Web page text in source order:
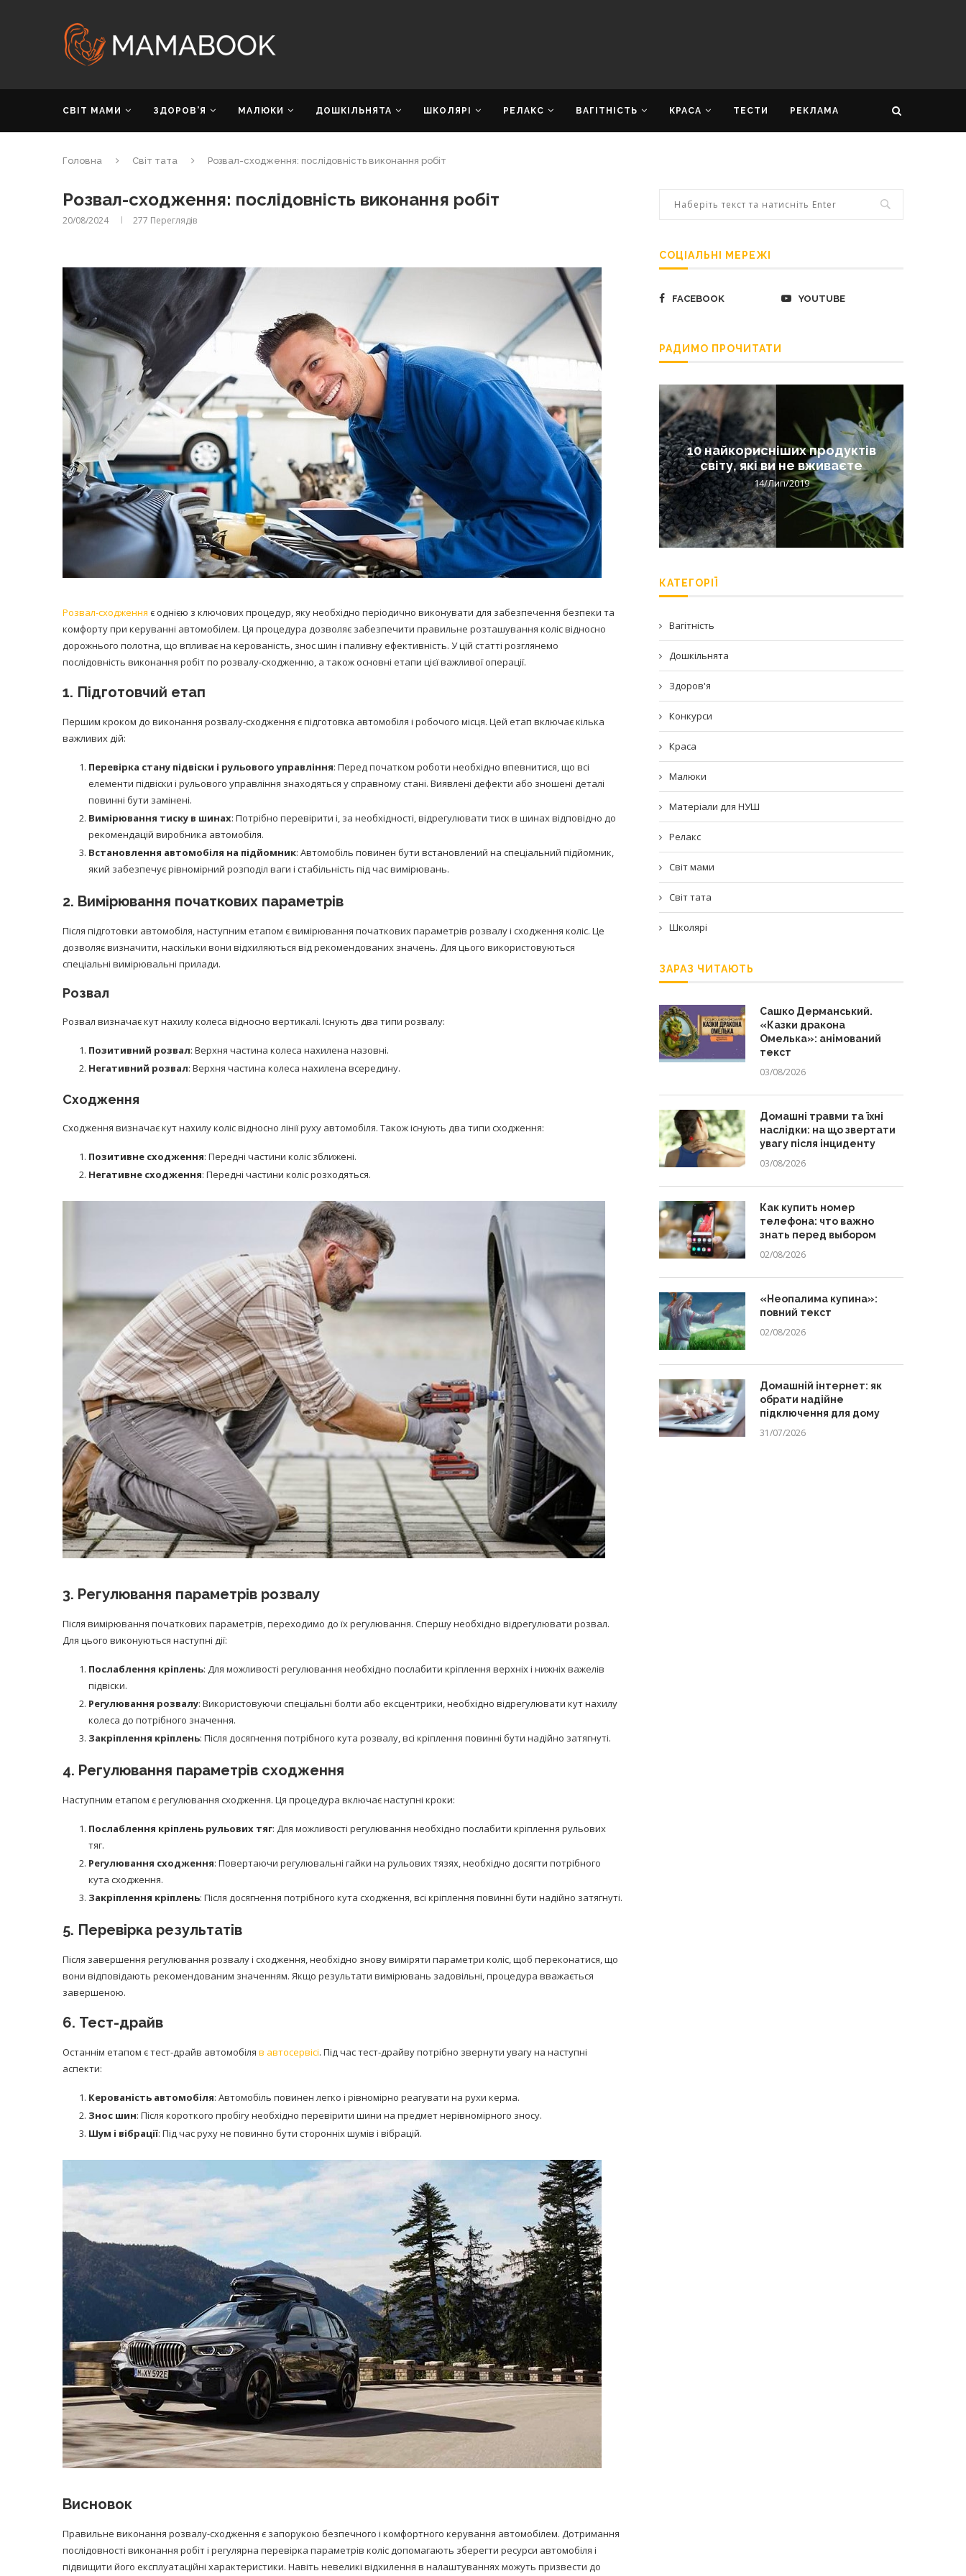
СВІТ МАМИ ЗДОРОВ’Я МАЛЮКИ ДОШКІЛЬНЯТА ШКОЛЯРІ РЕЛАКС ВАГІТНІСТЬ КРАСА ТЕСТИ РЕКЛАМА
Головна Світ тата Розвал-сходження: послідовність виконання робіт
Розвал-сходження: послідовність виконання робіт
20/08/2024 277 Переглядів
Розвал-сходження є однією з ключових процедур, яку необхідно періодично виконувати для забезпечення безпеки та
комфорту при керуванні автомобілем. Ця процедура дозволяє забезпечити правильне розташування коліс відносно
дорожнього полотна, що впливає на керованість, знос шин і паливну ефективність. У цій статті розглянемо
послідовність виконання робіт по розвалу-сходженню, а також основні етапи цієї важливої операції.
1. Підготовчий етап
Першим кроком до виконання розвалу-сходження є підготовка автомобіля і робочого місця. Цей етап включає кілька
важливих дій:
Перевірка стану підвіски і рульового управління: Перед початком роботи необхідно впевнитися, що всі
елементи підвіски і рульового управління знаходяться у справному стані. Виявлені дефекти або зношені деталі
повинні бути замінені.
Вимірювання тиску в шинах: Потрібно перевірити і, за необхідності, відрегулювати тиск в шинах відповідно до
рекомендацій виробника автомобіля.
Встановлення автомобіля на підйомник: Автомобіль повинен бути встановлений на спеціальний підйомник,
який забезпечує рівномірний розподіл ваги і стабільність під час вимірювань.
2. Вимірювання початкових параметрів
Після підготовки автомобіля, наступним етапом є вимірювання початкових параметрів розвалу і сходження коліс. Це
дозволяє визначити, наскільки вони відхиляються від рекомендованих значень. Для цього використовуються
спеціальні вимірювальні прилади.
Розвал
Розвал визначає кут нахилу колеса відносно вертикалі. Існують два типи розвалу:
Позитивний розвал: Верхня частина колеса нахилена назовні.
Негативний розвал: Верхня частина колеса нахилена всередину.
Сходження
Сходження визначає кут нахилу коліс відносно лінії руху автомобіля. Також існують два типи сходження:
Позитивне сходження: Передні частини коліс зближені.
Негативне сходження: Передні частини коліс розходяться.
3. Регулювання параметрів розвалу
Після вимірювання початкових параметрів, переходимо до їх регулювання. Спершу необхідно відрегулювати розвал.
Для цього виконуються наступні дії:
Послаблення кріплень: Для можливості регулювання необхідно послабити кріплення верхніх і нижніх важелів
підвіски.
Регулювання розвалу: Використовуючи спеціальні болти або ексцентрики, необхідно відрегулювати кут нахилу
колеса до потрібного значення.
Закріплення кріплень: Після досягнення потрібного кута розвалу, всі кріплення повинні бути надійно затягнуті.
4. Регулювання параметрів сходження
Наступним етапом є регулювання сходження. Ця процедура включає наступні кроки:
Послаблення кріплень рульових тяг: Для можливості регулювання необхідно послабити кріплення рульових
тяг.
Регулювання сходження: Повертаючи регулювальні гайки на рульових тязях, необхідно досягти потрібного
кута сходження.
Закріплення кріплень: Після досягнення потрібного кута сходження, всі кріплення повинні бути надійно затягнуті.
5. Перевірка результатів
Після завершення регулювання розвалу і сходження, необхідно знову виміряти параметри коліс, щоб переконатися, що
вони відповідають рекомендованим значенням. Якщо результати вимірювань задовільні, процедура вважається
завершеною.
6. Тест-драйв
Останнім етапом є тест-драйв автомобіля в автосервісі. Під час тест-драйву потрібно звернути увагу на наступні
аспекти:
Керованість автомобіля: Автомобіль повинен легко і рівномірно реагувати на рухи керма.
Знос шин: Після короткого пробігу необхідно перевірити шини на предмет нерівномірного зносу.
Шум і вібрації: Під час руху не повинно бути сторонніх шумів і вібрацій.
Висновок
Правильне виконання розвалу-сходження є запорукою безпечного і комфортного керування автомобілем. Дотримання
послідовності виконання робіт і регулярна перевірка параметрів коліс допомагають зберегти ресурси автомобіля і
підвищити його експлуатаційні характеристики. Навіть невеликі відхилення в налаштуваннях можуть призвести до
СОЦІАЛЬНІ МЕРЕЖІ
FACEBOOK YOUTUBE
РАДИМО ПРОЧИТАТИ
принимать
никакого кипятка
30/Січ/2021
Лікарі назвали симптоми
коронавірусу в дітей
14/Бер/2020
Попробуйте рецепт
легендарного супа доктора
Моро, который без...
08/Січ/2021
10 найкорисніших продуктів
світу, які ви не вживаєте
14/Лип/2019
КАТЕГОРІЇ
Вагітність
Дошкільнята
Здоров'я
Конкурси
Краса
Малюки
Матеріали для НУШ
Релакс
Світ мами
Світ тата
Школярі
ЗАРАЗ ЧИТАЮТЬ
Сашко Дерманський.
«Казки дракона
Омелька»: анімований
текст
03/08/2026
Домашні травми та їхні
наслідки: на що звертати
увагу після інциденту
03/08/2026
Как купить номер
телефона: что важно
знать перед выбором
02/08/2026
«Неопалима купина»:
повний текст
02/08/2026
Домашній інтернет: як
обрати надійне
підключення для дому
31/07/2026